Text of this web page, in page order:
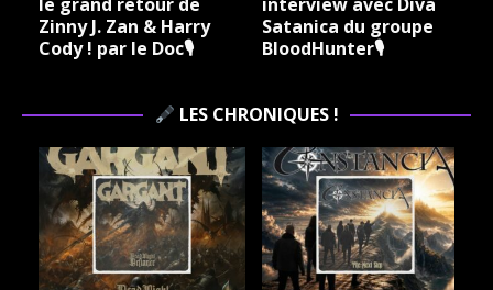
Zinny J. Zan & Harry
Cody ! par le Doc🎙
Satanica du groupe
BloodHunter🎙
LES CHRONIQUES !